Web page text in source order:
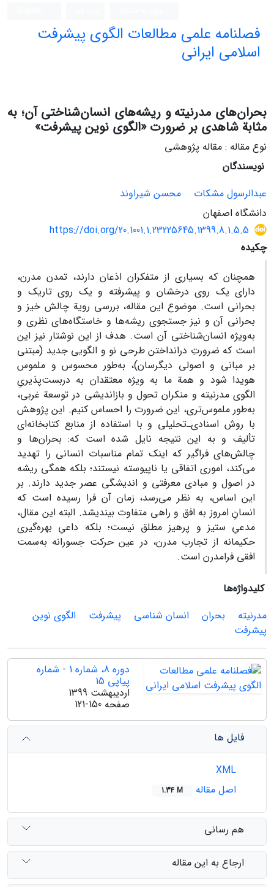
فصلنامه علمی مطالعات الگوی پیشرفت
اسلامی ایرانی
بحران‌های مدرنیته و ریشه‌های انسان‌شناختی آن؛ به
مثابة شاهدی بر ضرورت «الگوی نوین پیشرفت»
نوع مقاله : مقاله پژوهشی
نویسندگان
عبدالرسول مشکات
محسن شیراوند
دانشگاه اصفهان
https://doi.org/20.1001.1.23225645.1399.8.1.5.5
چکیده
همچنان که بسیاری از متفکران اذعان دارند، تمدن مدرن،
دارای یک روی درخشان و پیشرفته و یک روی تاریک و
بحرانی است. موضوع این مقاله، بررسی رویة چالش خیز و
بحرانی آن و نیز جستجوی ریشه‌ها و خاستگاه‌های نظری و
به‌ویژه انسان‌شناختی آن است. هدف از این نوشتار نیز این
است که ضرورتِ درانداختن طرحی نو و الگویی جدید (مبتنی
بر مبانی و اصولی دیگرسان)، به‌طور محسوس و ملموس
هویدا شود و همة ما به‌ ویژه معتقدان به دربست‌پذیریِ
الگوی مدرنیته و منکران تحول و بازاندیشی در توسعة غربی،
به‌طور ملموس‌تری، این ضرورت را احساس کنیم. این پژوهش
با روش اسنادی‌ـ‌تحلیلی و با استفاده از منابع کتابخانه‌ای
تألیف و به این نتیجه نایل شده است که: بحران‌ها و
چالش‌های فراگیر که اینک تمام مناسبات انسانی را تهدید
می‌کند، اموری اتفاقی یا ناپیوسته نیستند؛ بلکه همگی ریشه
در اصول و مبادی معرفتی و اندیشگی عصر جدید دارند. بر
این اساس، به نظر می‌رسد، زمان آن فرا رسیده است که
انسانِ امروز به افق و راهی متفاوت بیندیشد. البته این مقال،
مدعیِ ستیز و پرهیز مطلق نیست؛ بلکه داعیِ بهره‌گیری
حکیمانه از تجارب مدرن، در عین حرکت جسورانه به‌سمت
افقی فرامدرن است.
کلیدواژه‌ها
مدرنیته
بحران انسان شناسی پیشرفت
الگوی نوین
پیشرفت
دوره 8، شماره 1 - شماره
پیاپی 15
اردیبهشت 1399
صفحه 121-150
فایل ها
اصل مقاله
1.34 M
هم رسانی
ارجاع به این مقاله